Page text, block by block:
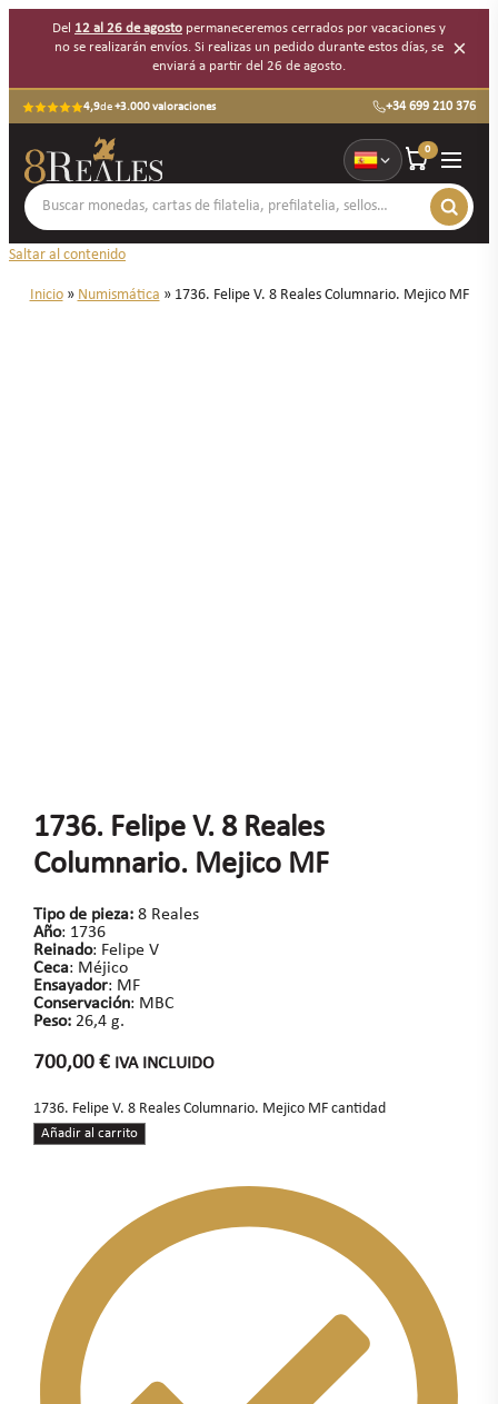
Del 12 al 26 de agosto permaneceremos cerrados por vacaciones y
no se realizarán envíos. Si realizas un pedido durante estos días, se
enviará a partir del 26 de agosto.
×
4,9de+3.000 valoraciones +34 699 210 376
0
Saltar al contenido
Inicio» Numismática » 1736. Felipe V. 8 Reales Columnario. Mejico MF
1736. Felipe V. 8 Reales
Columnario. Mejico MF
Tipo de pieza:8 Reales
Año: 1736
Reinado: Felipe V
Ceca: Méjico
Ensayador: MF
Conservación: MBC
Peso:26,4 g.
700,00 € IVA INCLUIDO
1736. Felipe V. 8 Reales Columnario. Mejico MF cantidad
Añadir al carrito